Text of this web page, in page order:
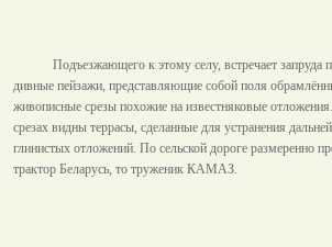
Подъезжающего к этому селу, встречает запруда
дивные пейзажи, представляющие собой поля
живописные срезы похожие на известняковые
срезах видны террасы, сделанные для устранения
глинистых отложений. По сельской дороге размеренно
трактор Беларусь, то труженик КАМАЗ.